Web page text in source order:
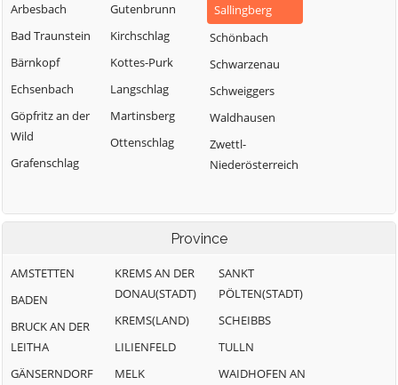
Arbesbach
Bad Traunstein
Bärnkopf
Echsenbach
Göpfritz an der
Wild
Grafenschlag
Gutenbrunn
Kirchschlag
Kottes-Purk
Langschlag
Martinsberg
Ottenschlag
Sallingberg
Schönbach
Schwarzenau
Schweiggers
Waldhausen
Zwettl-
Niederösterreich
Province
AMSTETTEN
BADEN
BRUCK AN DER
LEITHA
GÄNSERNDORF
KREMS AN DER
DONAU(STADT)
KREMS(LAND)
LILIENFELD
MELK
SANKT
PÖLTEN(STADT)
SCHEIBBS
TULLN
WAIDHOFEN AN